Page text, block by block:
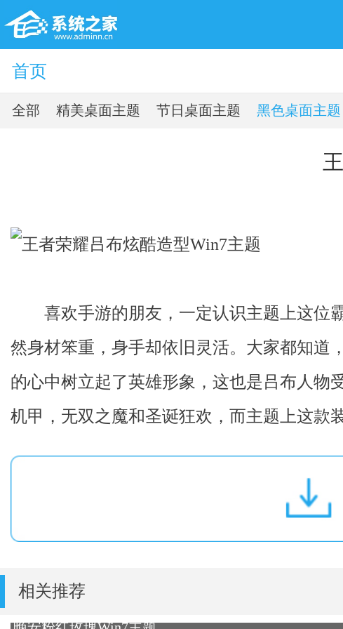
首页
全部 精美桌面主题 节日桌面主题 黑色桌面主题
喜欢手游的朋友，一定认识主题上这位霸
然身材笨重，身手却依旧灵活。大家都知道
的心中树立起了英雄形象，这也是吕布人物
机甲，无双之魔和圣诞狂欢，而主题上这款
相关推荐